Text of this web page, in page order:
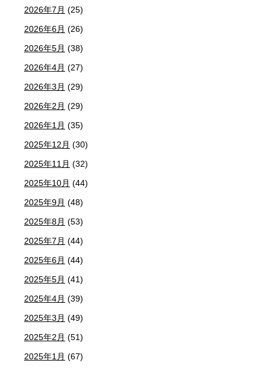
2026年7月 (25)
2026年6月 (26)
2026年5月 (38)
2026年4月 (27)
2026年3月 (29)
2026年2月 (29)
2026年1月 (35)
2025年12月 (30)
2025年11月 (32)
2025年10月 (44)
2025年9月 (48)
2025年8月 (53)
2025年7月 (44)
2025年6月 (44)
2025年5月 (41)
2025年4月 (39)
2025年3月 (49)
2025年2月 (51)
2025年1月 (67)